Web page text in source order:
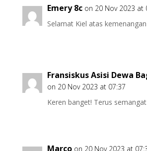
Emery 8c on 20 Nov 2023 at
Selamat Kiel atas kemenangan
Fransiskus Asisi Dewa
on 20 Nov 2023 at 07:37
Keren banget! Terus semangat
Marco on 20 Nov 2023 at